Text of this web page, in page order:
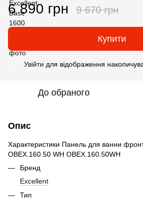
6 890 грн 9 670 грн
Купити
Увійти для відображення
До обраного
Опис
Характеристики Панель для ванни
OBEX.160.50 WH OBEX.160.50WH
Бренд
Excellent
Тип